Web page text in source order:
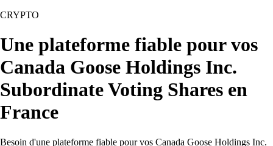
CRYPTO
Une plateforme fiable pour vos
Canada Goose Holdings Inc.
Subordinate Voting Shares en
France
Besoin d'une plateforme fiable pour vos Canada Goose Holdings Inc.